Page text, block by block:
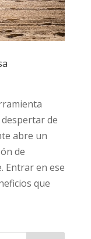
de
abre un
de
Entrar en ese
que